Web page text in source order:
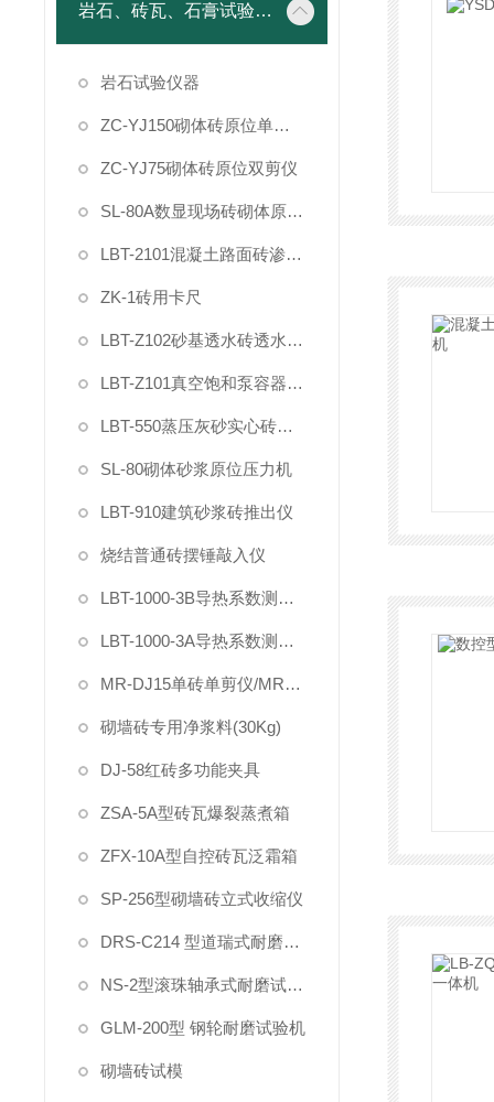
岩石、砖瓦、石膏试验仪器
岩石试验仪器
ZC-YJ150砌体砖原位单剪仪
ZC-YJ75砌体砖原位双剪仪
SL-80A数显现场砖砌体原位压力机
LBT-2101混凝土路面砖渗透率测试仪
ZK-1砖用卡尺
LBT-Z102砂基透水砖透水速率测试仪
LBT-Z101真空饱和泵容器装置试验桶
LBT-550蒸压灰砂实心砖干燥收缩率快速试验仪装置
SL-80砌体砂浆原位压力机
LBT-910建筑砂浆砖推出仪
烧结普通砖摆锤敲入仪
LBT-1000-3B导热系数测定仪（电动加载试件）
LBT-1000-3A导热系数测定仪
MR-DJ15单砖单剪仪/MR-DYS75单砖原位双剪仪
砌墙砖专用净浆料(30Kg)
DJ-58红砖多功能夹具
ZSA-5A型砖瓦爆裂蒸煮箱
ZFX-10A型自控砖瓦泛霜箱
SP-256型砌墙砖立式收缩仪
DRS-C214 型道瑞式耐磨试验机
NS-2型滚珠轴承式耐磨试验机
GLM-200型 钢轮耐磨试验机
砌墙砖试模